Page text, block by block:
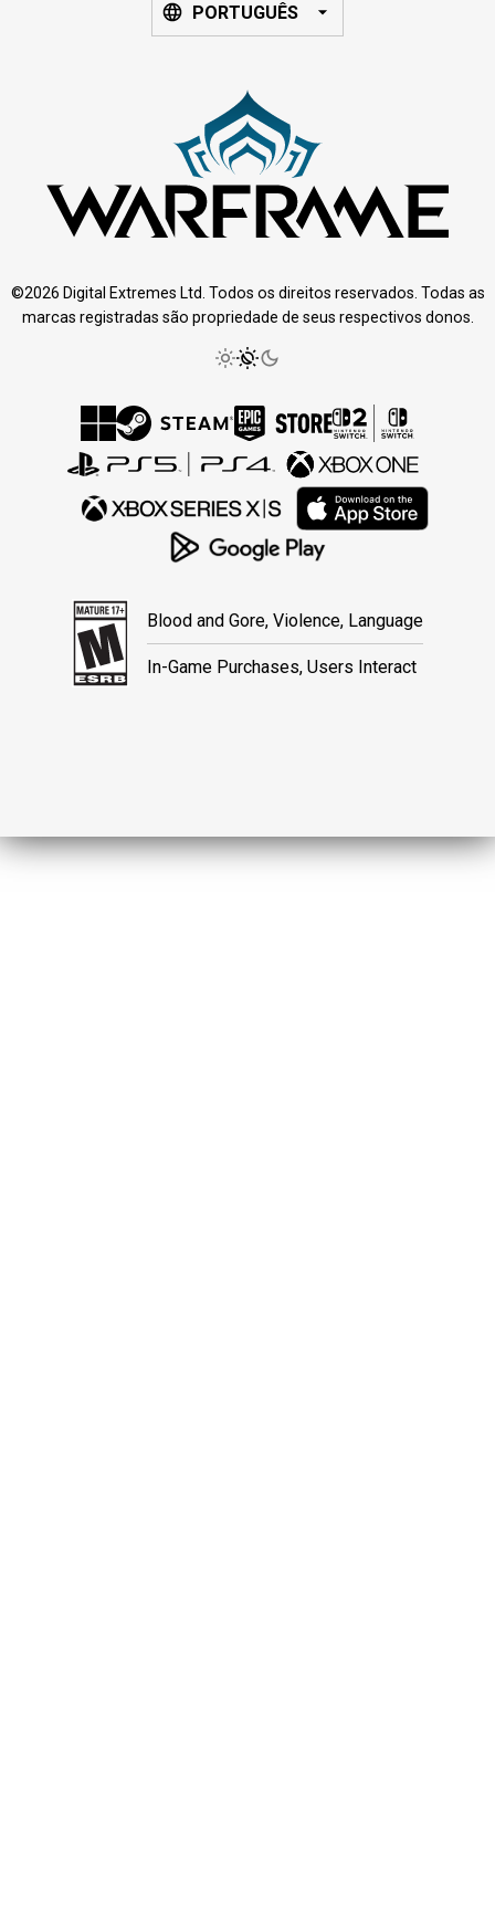
PORTUGUÊS
©2026 Digital Extremes Ltd. Todos os direitos reservados. Todas as
marcas registradas são propriedade de seus respectivos donos.
Blood and Gore, Violence, Language
In-Game Purchases, Users Interact